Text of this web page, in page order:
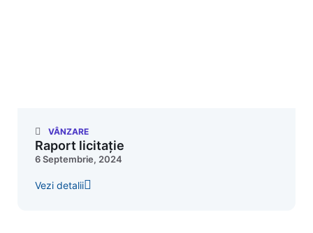
VÂNZARE
Raport licitație
6 Septembrie, 2024
Vezi detalii